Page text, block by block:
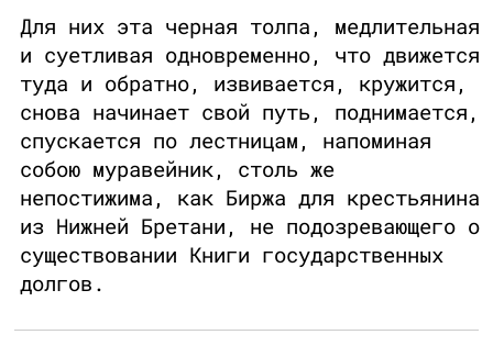
Для них эта черная толпа, медлительная
и суетливая одновременно, что движется
туда и обратно, извивается, кружится,
снова начинает свой путь, поднимается,
спускается по лестницам, напоминая
собою муравейник, столь же
непостижима, как Биржа для крестьянина
из Нижней Бретани, не подозревающего о
существовании Книги государственных
долгов.